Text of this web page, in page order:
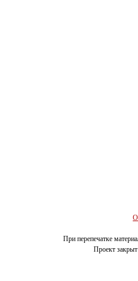
О
При перепечатке
Проект закрыт